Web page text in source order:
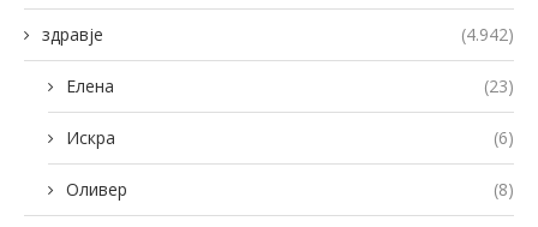
здравје (4.942)
Елена (23)
Искра (6)
Оливер (8)